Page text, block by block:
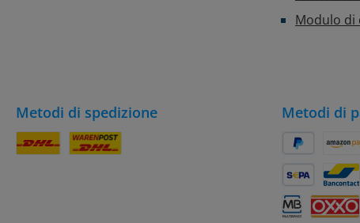
Modulo di
Metodi di spedizione Metodi di
SEPA